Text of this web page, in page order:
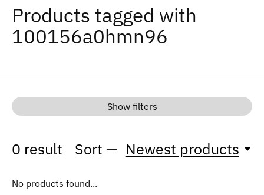
Products tagged with
100156a0hmn96
Show filters
0 result Sort — Newest products
No products found...